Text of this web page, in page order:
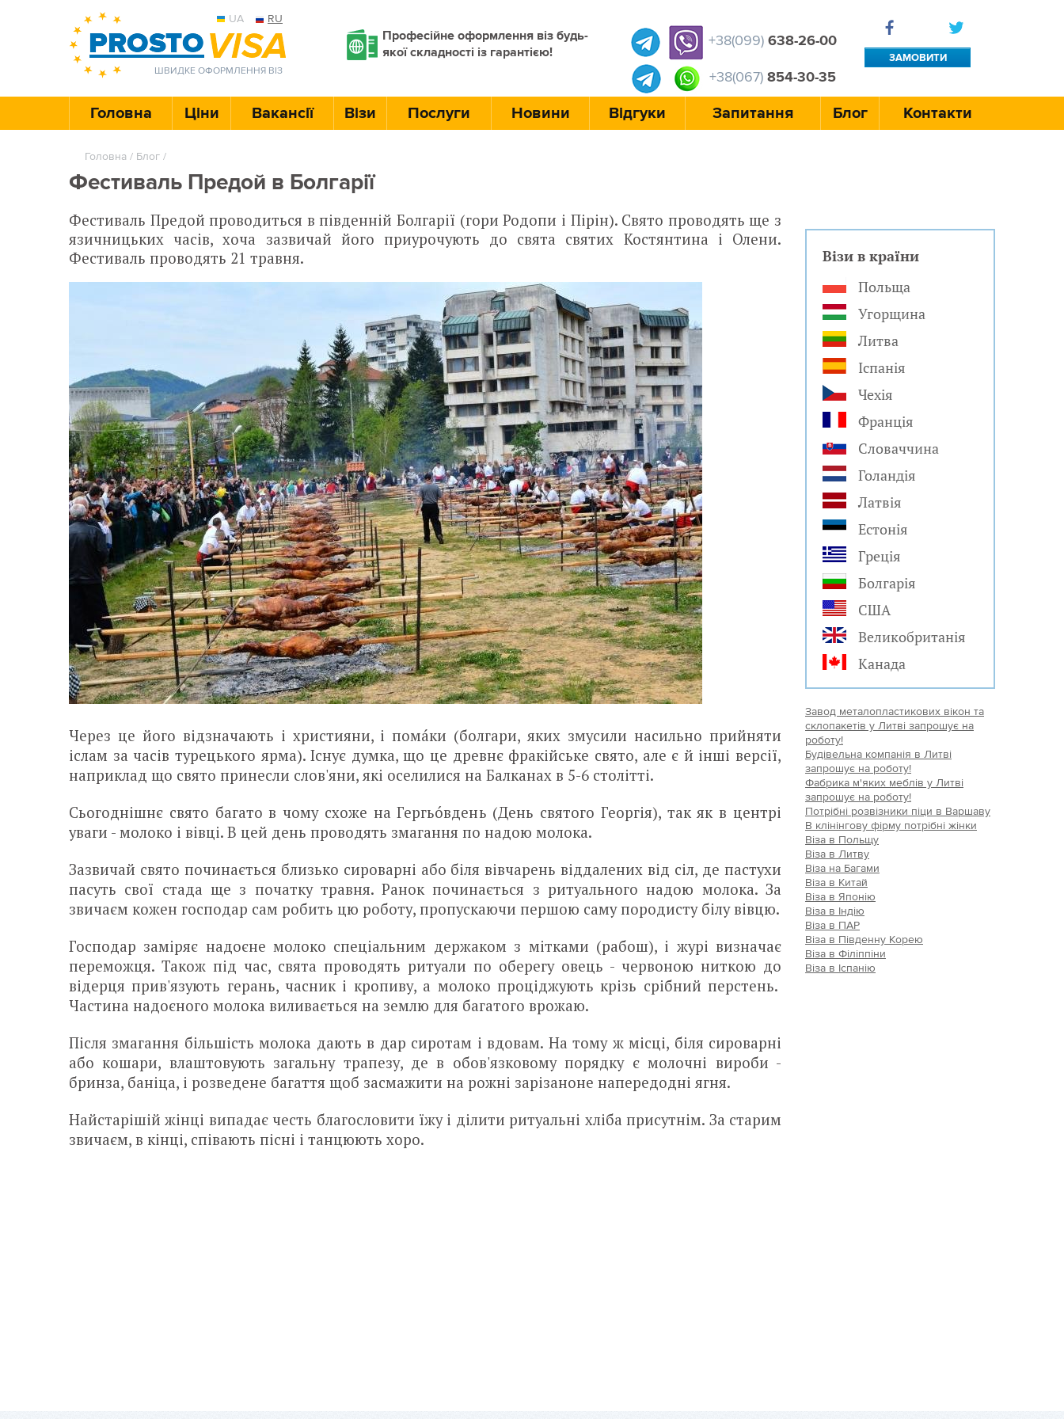
UA RU
ШВИДКЕ ОФОРМЛЕННЯ ВІЗ
Професійне оформлення віз будь-
якої складності із гарантією!
+38(099) 638-26-00
+38(067) 854-30-35
ЗАМОВИТИ
Головна Ціни Вакансії Візи Послуги Новини Відгуки Запитання Блог Контакти
Головна / Блог /
Фестиваль Предой в Болгарії
Фестиваль Предой проводиться в південній Болгарії (гори Родопи і Пірін). Свято проводять ще з
язичницьких часів, хоча зазвичай його приурочують до свята святих Костянтина і Олени.
Фестиваль проводять 21 травня.
Через це його відзначають і християни, і помáки (болгари, яких змусили насильно прийняти
іслам за часів турецького ярма). Існує думка, що це древнє фракійське свято, але є й інші версії,
наприклад що свято принесли слов'яни, які оселилися на Балканах в 5-6 столітті.
Сьогоднішнє свято багато в чому схоже на Гергьóвдень (День святого Георгія), так як в центрі
уваги - молоко і вівці. В цей день проводять змагання по надою молока.
Зазвичай свято починається близько сироварні або біля вівчарень віддалених від сіл, де пастухи
пасуть свої стада ще з початку травня. Ранок починається з ритуального надою молока. За
звичаєм кожен господар сам робить цю роботу, пропускаючи першою саму породисту білу вівцю.
Господар заміряє надоєне молоко спеціальним держаком з мітками (рабош), і журі визначає
переможця. Також під час, свята проводять ритуали по оберегу овець - червоною ниткою до
відерця прив'язують герань, часник і кропиву, а молоко проціджують крізь срібний перстень.
Частина надоєного молока виливається на землю для багатого врожаю.
Після змагання більшість молока дають в дар сиротам і вдовам. На тому ж місці, біля сироварні
або кошари, влаштовують загальну трапезу, де в обов'язковому порядку є молочні вироби -
бринза, баніца, і розведене багаття щоб засмажити на рожні зарізаноне напередодні ягня.
Найстарішій жінці випадає честь благословити їжу і ділити ритуальні хліба присутнім. За старим
звичаєм, в кінці, співають пісні і танцюють хоро.
Візи в країни
Польща
Угорщина
Литва
Іспанія
Чехія
Франція
Словаччина
Голандія
Латвія
Естонія
Греція
Болгарія
США
Великобританія
Канада
Завод металопластикових вікон та
склопакетів у Литві запрошує на
роботу!
Будівельна компанія в Литві
запрошує на роботу!
Фабрика м'яких меблів у Литві
запрошує на роботу!
Потрібні розвізники піци в Варшаву
В клінінгову фірму потрібні жінки
Віза в Польщу
Віза в Литву
Віза на Багами
Віза в Китай
Віза в Японію
Віза в Індію
Віза в ПАР
Віза в Південну Корею
Віза в Філіппіни
Віза в Іспанію